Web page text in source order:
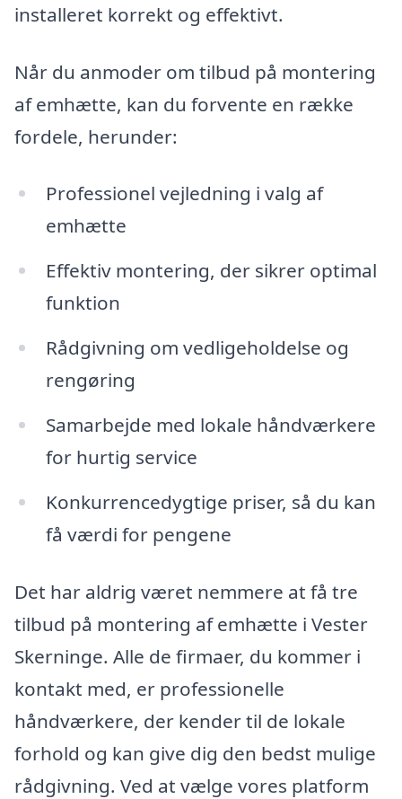
installeret korrekt og effektivt.
Når du anmoder om tilbud på montering
af emhætte, kan du forvente en række
fordele, herunder:
Professionel vejledning i valg af
emhætte
Effektiv montering, der sikrer optimal
funktion
Rådgivning om vedligeholdelse og
rengøring
Samarbejde med lokale håndværkere
for hurtig service
Konkurrencedygtige priser, så du kan
få værdi for pengene
Det har aldrig været nemmere at få tre
tilbud på montering af emhætte i Vester
Skerninge. Alle de firmaer, du kommer i
kontakt med, er professionelle
håndværkere, der kender til de lokale
forhold og kan give dig den bedst mulige
rådgivning. Ved at vælge vores platform